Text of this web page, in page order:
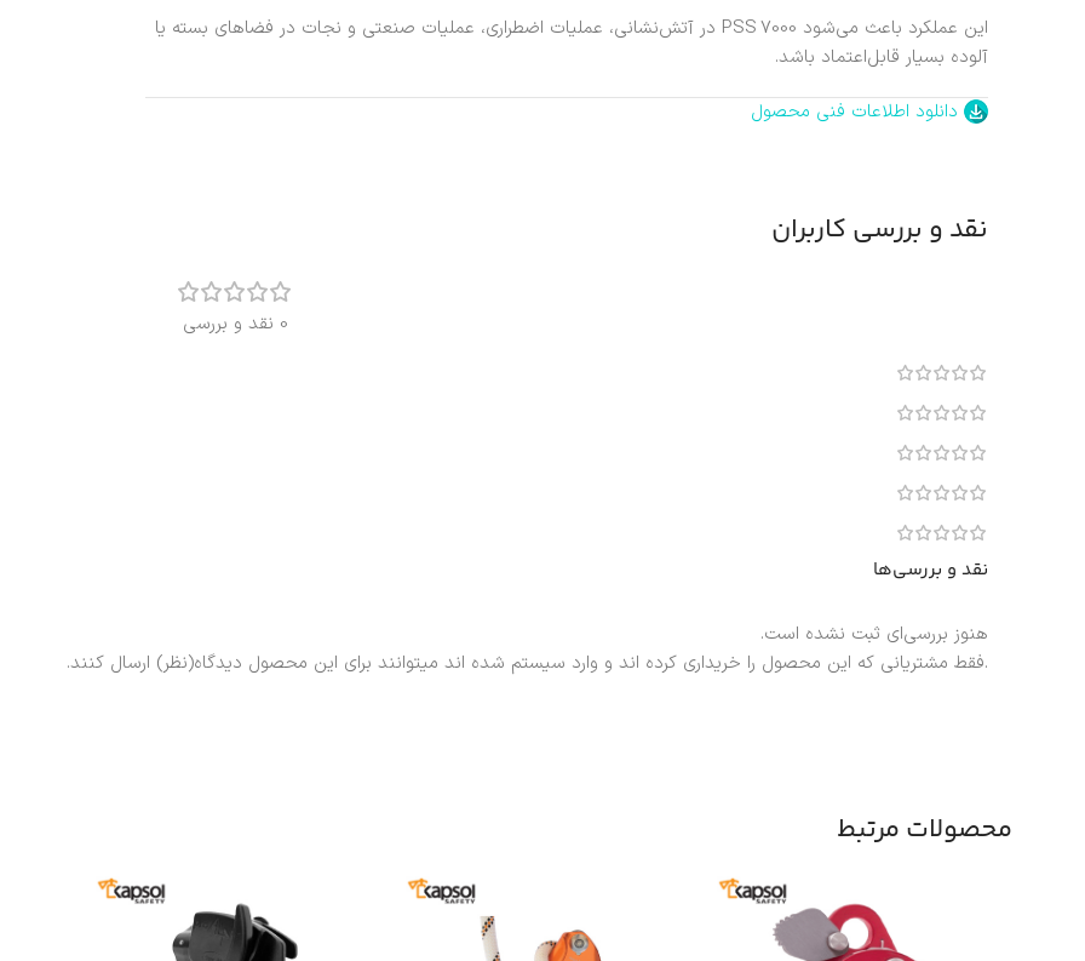
این عملکرد باعث می‌شود PSS 7000 در آتش‌نشانی، عملیات اضطراری، عملیات صنعتی و نجات در فضاهای بسته یا
آلوده بسیار قابل‌اعتماد باشد.
دانلود اطلاعات فنی محصول
نقد و بررسی کاربران
0 نقد و بررسی
نقد و بررسی‌ها
هنوز بررسی‌ای ثبت نشده است.
.فقط مشتریانی که این محصول را خریداری کرده اند و وارد سیستم شده اند میتوانند برای این محصول دیدگاه(نظر) ارسال کنند.
محصولات مرتبط